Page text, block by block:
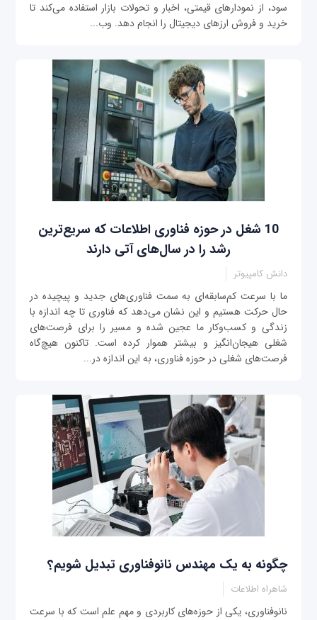
سود، از نمودارهای قیمتی، اخبار و تحولات بازار استفاده می‌کند تا
خرید و فروش ارزهای دیجیتال را انجام دهد. وب‌...
10 شغل در حوزه فناوری اطلاعات که سریع‌ترین
رشد را در سال‌های آتی دارند
دانش کامپیوتر
ما با سرعت کم‌‌سابقه‌ای به سمت فناوری‌های جدید و پیچیده‌ در
حال حرکت هستیم و این نشان می‌دهد که فناوری تا چه اندازه با
زندگی و کسب‌و‌کار ما عجین شده و مسیر را برای فرصت‌های
شغلی هیجان‌انگیز و بیشتر هموار کرده است. تاکنون هیچ‌گاه
فرصت‌های شغلی در حوزه فناوری، به این اندازه در...
چگونه به یک مهندس نانوفناوری تبدیل شویم؟
شاهراه اطلاعات
نانوفناوری، یکی از حوزه‌های کاربردی و مهم علم است که با سرعت